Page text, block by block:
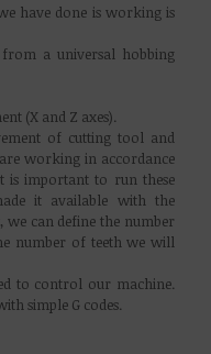
have done is working is
a universal hobbing
(X and Z axes).
of cutting tool and
working in accordance
is important to run these
it available with the
we can define the number
number of teeth we will
to control our machine.
simple G codes.